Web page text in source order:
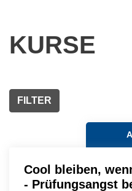
KURSE
FILTER
Cool bleiben,
- Prüfungsangst